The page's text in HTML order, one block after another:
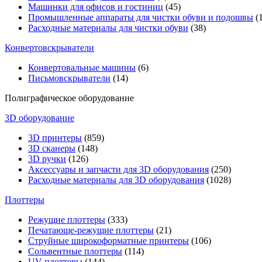
Машинки для офисов и гостиниц (45)
Промышленные аппараты для чистки обуви и подошвы
Расходные материалы для чистки обуви (38)
Конвертовскрыватели
Конвертовальные машины (6)
Письмовскрыватели (14)
Полиграфическое оборудование
3D оборудование
3D принтеры (859)
3D сканеры (148)
3D ручки (126)
Аксессуары и запчасти для 3D оборудования (250)
Расходные материалы для 3D оборудования (1028)
Плоттеры
Режущие плоттеры (333)
Печатающе-режущие плоттеры (21)
Струйные широкоформатные принтеры (106)
Сольвентные плоттеры (114)